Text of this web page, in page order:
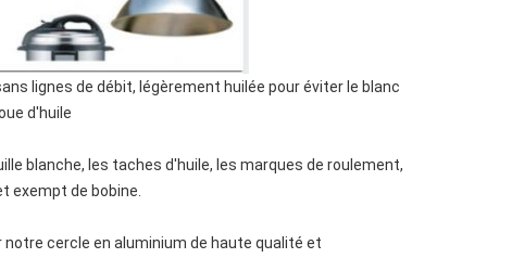
lignes de débit, légèrement huilée pour éviter le blanc
d'huile
blanche, les taches d'huile, les marques de roulement,
exempt de bobine.
cercle en aluminium de haute qualité et